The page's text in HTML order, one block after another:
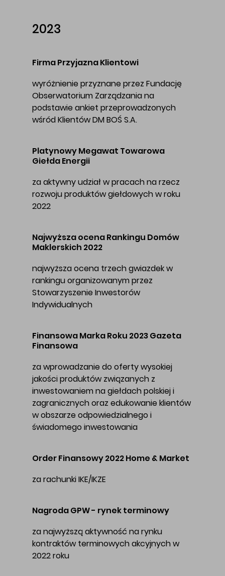
2023
Firma Przyjazna Klientowi
wyróżnienie przyznane przez Fundację
Obserwatorium Zarządzania na
podstawie ankiet przeprowadzonych
wśród Klientów DM BOŚ S.A.
Platynowy Megawat Towarowa
Giełda Energii
za aktywny udział w pracach na rzecz
rozwoju produktów giełdowych w roku
2022
Najwyższa ocena Rankingu Domów
Maklerskich 2022
najwyższa ocena trzech gwiazdek w
rankingu organizowanym przez
Stowarzyszenie Inwestorów
Indywidualnych
Finansowa Marka Roku 2023 Gazeta
Finansowa
za wprowadzanie do oferty wysokiej
jakości produktów związanych z
inwestowaniem na giełdach polskiej i
zagranicznych oraz edukowanie klientów
w obszarze odpowiedzialnego i
świadomego inwestowania
Order Finansowy 2022 Home & Market
za rachunki IKE/IKZE
Nagroda GPW - rynek terminowy
za najwyższą aktywność na rynku
kontraktów terminowych akcyjnych w
2022 roku